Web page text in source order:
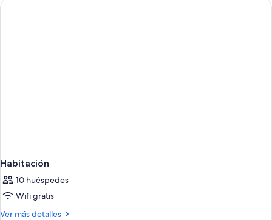
individuales
Habitación
10 huéspedes
Wifi gratis
Ver más detalles
Más